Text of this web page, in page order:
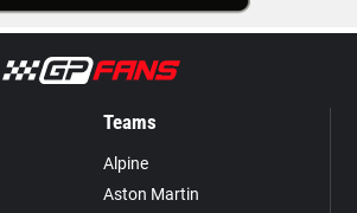
Teams
Alpine
Aston Martin